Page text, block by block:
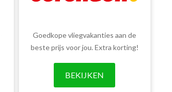
Goedkope vliegvakanties aan de
beste prijs voor jou. Extra korting!
BEKIJKEN